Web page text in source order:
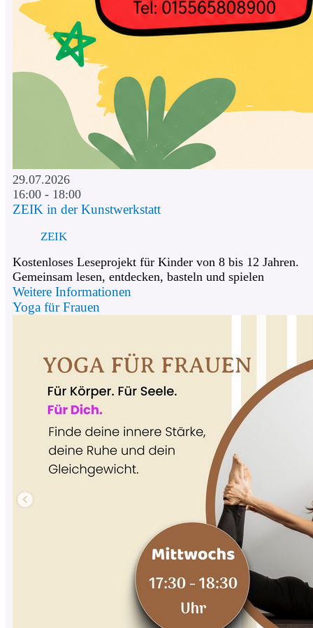
29.07.2026
16:00 - 18:00
ZEIK in der Kunstwerkstatt
ZEIK
Kostenloses Leseprojekt für Kinder von 8 bis 12 Jahren.
Gemeinsam lesen, entdecken, basteln und spielen
Weitere Informationen
Yoga für Frauen